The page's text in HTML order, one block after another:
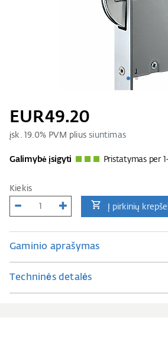
EUR49.20
įsk. 19.0% PVM pliussiuntimas
Galimybė įsigyti Pristatymas per
Kiekis
Į pirkinių
Gaminio aprašymas
Techninės detalės